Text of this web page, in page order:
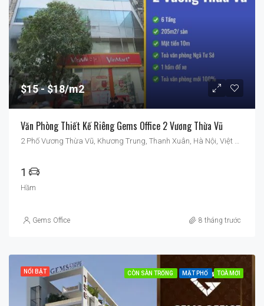
$15 $18/m2
Văn Phòng Thiết Kế Riêng Gems Office 2 Vương Thừa Vũ
1
Hầm
Gems Office 8 tháng trước
NỔI BẬT CÒN SÀN TRỐNG MẶT PHỐ TOÀ MỚI